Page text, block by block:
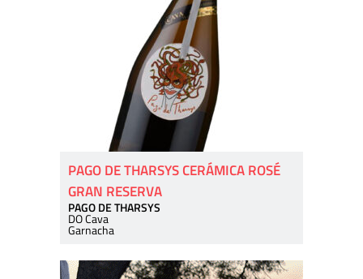
PAGO DE THARSYS CERÁMICA ROSÉ
GRAN RESERVA
PAGO DE THARSYS
DO Cava
Garnacha